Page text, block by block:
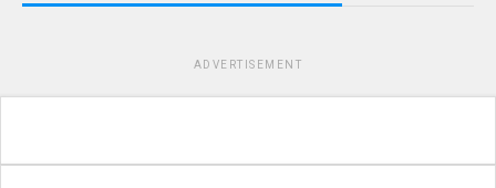
ADVERTISEMENT